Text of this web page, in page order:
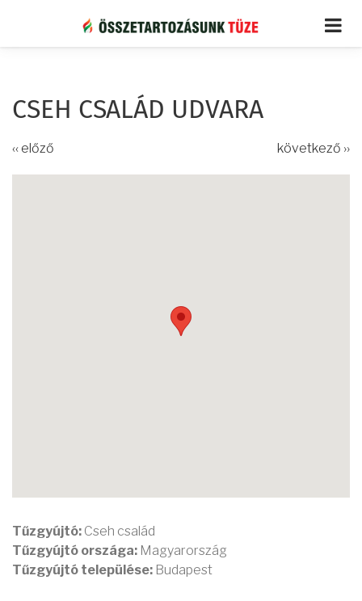
tartalomra
CSEH CSALÁD UDVARA
‹‹ előző következő ››
Tűzgyújtó: Cseh család
Tűzgyújtó országa: Magyarország
Tűzgyújtó települése: Budapest